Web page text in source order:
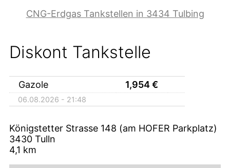
CNG-Erdgas Tankstellen in 3434 Tulbing
Diskont Tankstelle
Gazole 1,954€
06.08.2026 - 21:48
Königstetter Strasse 148 (am HOFER Parkplatz)
3430 Tulln
4,1 km